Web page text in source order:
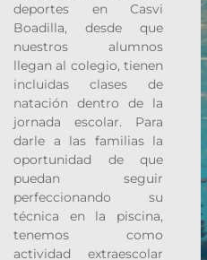
deportes en Casvi
Boadilla, desde que
nuestros alumnos
llegan al colegio, tienen
incluidas clases de
natación dentro de la
jornada escolar. Para
darle a las familias la
oportunidad de que
puedan seguir
perfeccionando su
técnica en la piscina,
tenemos como
actividad extraescolar